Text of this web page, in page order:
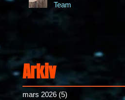
Team
Arkiv
mars 2026 (5)